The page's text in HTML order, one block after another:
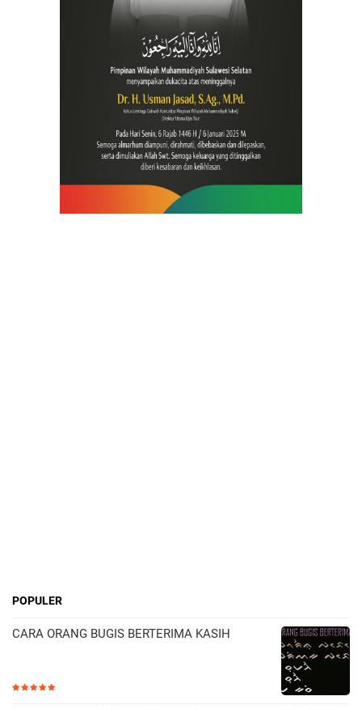
POPULER
CARA ORANG BUGIS BERTERIMA KASIH